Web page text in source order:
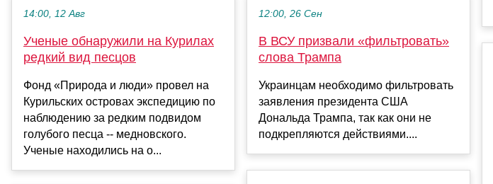
14:00, 12 Авг
Ученые обнаружили на Курилах
редкий вид песцов
Фонд «Природа и люди» провел на
Курильских островах экспедицию по
наблюдению за редким подвидом
голубого песца -- медновского.
Ученые находились на о...
12:00, 26 Сен
В ВСУ призвали «фильтровать»
слова Трампа
Украинцам необходимо фильтровать
заявления президента США
Дональда Трампа, так как они не
подкрепляются действиями....